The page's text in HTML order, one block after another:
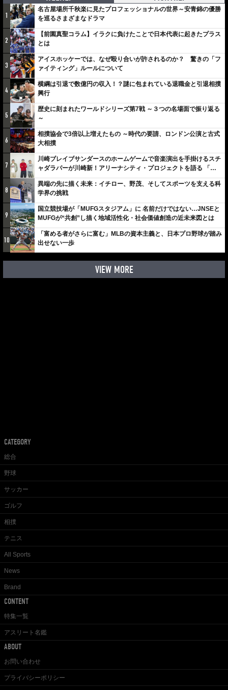
1
名古屋場所千秋楽に見たプロフェッショナルの世界～安青錦の優勝
を巡るさまざまなドラマ
2
【前園真聖コラム】イラクに負けたことで日本代表に起きたプラス
とは
3
アイスホッケーでは、なぜ殴り合いが許されるのか？ 驚きの「フ
ァイティング」ルールについて
4
横綱は引退で数億円の収入！？謎に包まれている退職金と引退相撲
興行
5
歴史に刻まれたワールドシリーズ第7戦 ～３つの名場面で振り返る
～
6
相撲協会で3倍以上増えたもの ～時代の要請、ロンドン公演と古式
大相撲
7
川崎ブレイブサンダースのホームゲームで音楽演出を手掛けるスチ
ャダラパーが川崎新！アリーナシティ・プロジェクトを語る 「楽
しみでしかないでしょ。川崎は、ずっと成長曲線だから」
8
異端の先に描く未来：イチロー、野茂、そしてスポーツを支える科
学界の挑戦
9
国立競技場が「MUFGスタジアム」に 名前だけではない…JNSEと
MUFGが“共創”し描く地域活性化・社会価値創造の近未来図とは
10
「富める者がさらに富む」MLBの資本主義と、日本プロ野球が踏み
出せない一歩
VIEW MORE
CATEGORY
総合
野球
サッカー
ゴルフ
相撲
テニス
All Sports
News
Brand
CONTENT
特集一覧
アスリート名鑑
ABOUT
お問い合わせ
プライバシーポリシー